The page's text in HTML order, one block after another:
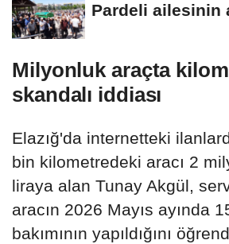
Pardeli ailesinin
Milyonluk araçta
skandalı iddiası
Elazığ'da internetteki
bin kilometredeki aracı 2
liraya alan Tunay Akgül,
aracın 2026 Mayıs ayında
bakımının yapıldığını